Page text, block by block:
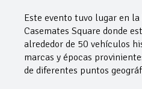
Este evento tuvo lugar en
Casemates Square donde
alrededor de 50 vehículos
marcas y épocas
de diferentes puntos